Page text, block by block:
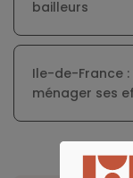
bailleurs
Ile-de-France
ménager ses